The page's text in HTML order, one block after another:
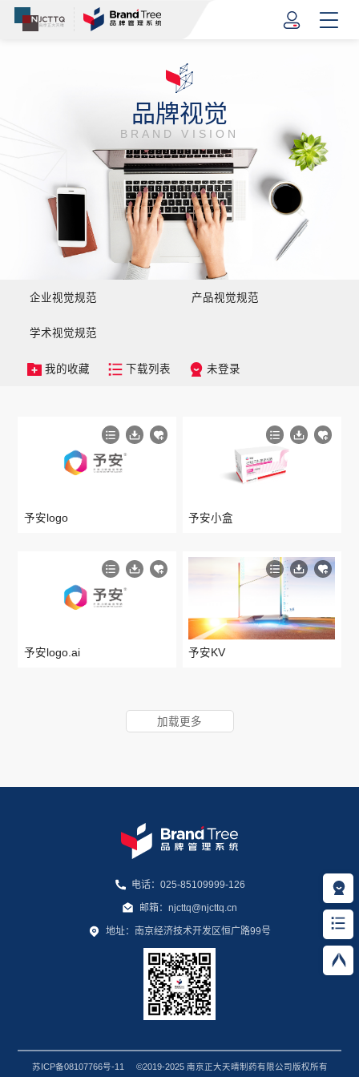
品牌视觉
BRAND VISION
企业视觉规范 产品视觉规范
学术视觉规范
我的收藏 下载列表 未登录
予安logo
予安logo.ai
予安小盒
予安KV
加载更多
电话：025-85109999-126
邮箱：njcttq@njcttq.cn
地址：南京经济技术开发区恒广路99号
苏ICP备08107766号-11 ©2019-2025 南京正大天晴制药有限公司版权所有